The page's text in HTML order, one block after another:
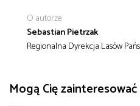
O autorze
Sebastian Pietrzak
Regionalna Dyrekcja Lasów
Mogą Cię zainteresować